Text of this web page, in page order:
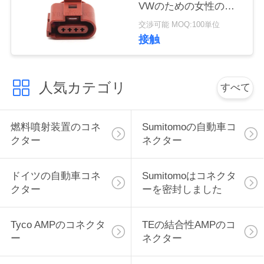
引
用
を
要
求
し
な
さ
VWのための女性の自
動車コネクター4 Pinを
密封した
交渉可能 MOQ:100単位
接触
人気カテゴリ すべて
燃料噴射装置のコネ
クター
Sumitomoの自動車コ
ネクター
ドイツの自動車コネ
クター
Sumitomoはコネクタ
ーを密封しました
Tyco AMPのコネクタ
ー
TEの結合性AMPのコ
ネクター